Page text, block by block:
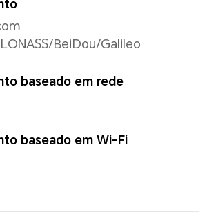
frontal
de 50 MP (f/2.1)